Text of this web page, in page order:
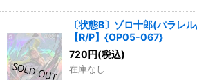
〔状態B〕ゾロ十郎(パラ
【R/P】{OP05-067}
720円(税込)
在庫なし